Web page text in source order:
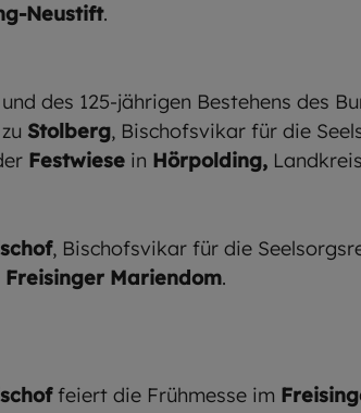
Neustift.
des 125-jährigen Bestehens des
Stolberg, Bischofsvikar für die
Festwiese in Hörpolding,
, Bischofsvikar für die
Freisinger Mariendom.
feiert die Frühmesse im